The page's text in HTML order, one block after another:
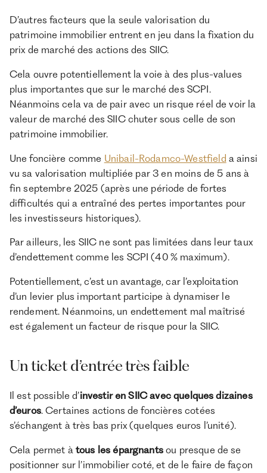
D’autres facteurs que la seule valorisation du
patrimoine immobilier entrent en jeu dans la fixation du
prix de marché des actions des SIIC.
Cela ouvre potentiellement la voie à des plus-values
plus importantes que sur le marché des SCPI.
Néanmoins cela va de pair avec un risque réel de voir la
valeur de marché des SIIC chuter sous celle de son
patrimoine immobilier.
Une foncière comme Unibail-Rodamco-Westfield a ainsi
vu sa valorisation multipliée par 3 en moins de 5 ans à
fin septembre 2025 (après une période de fortes
difficultés qui a entraîné des pertes importantes pour
les investisseurs historiques).
Par ailleurs, les SIIC ne sont pas limitées dans leur taux
d’endettement comme les SCPI (40 % maximum).
Potentiellement, c’est un avantage, car l’exploitation
d’un levier plus important participe à dynamiser le
rendement. Néanmoins, un endettement mal maîtrisé
est également un facteur de risque pour la SIIC.
Un ticket d’entrée très faible
Il est possible d’investir en SIIC avec quelques dizaines
d’euros. Certaines actions de foncières cotées
s’échangent à très bas prix (quelques euros l’unité).
Cela permet à tous les épargnantsou presque de se
positionner sur l’immobilier coté, et de le faire de façon